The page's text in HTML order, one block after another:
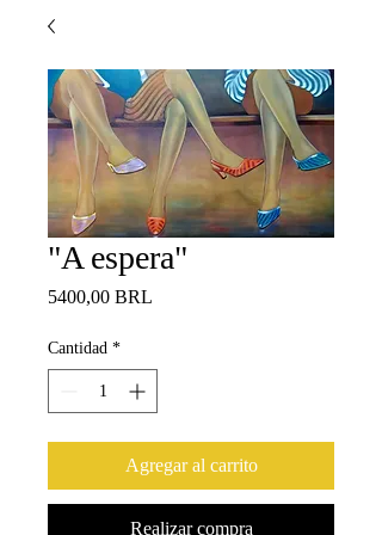
"A espera"
5400,00 BRL
Cantidad *
Agregar al carrito
Realizar compra